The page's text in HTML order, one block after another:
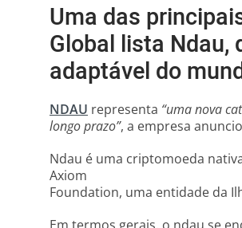
Uma das
Global lista Ndau,
adaptável do
NDAU representa “uma nova
longo prazo”, a empresa
Ndau é uma criptomoeda
Axiom
Foundation, uma entidade da